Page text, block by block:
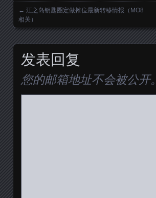
Posts navigation
← 江之岛钥匙圈定做摊位最新转移情报（MO8
相关）
发表回复
您的邮箱地址不会被公开。